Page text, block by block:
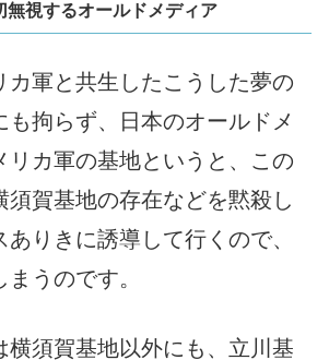
無視するオールドメディア
カ軍と共生したこうした夢の
も拘らず、日本のオールドメ
リカ軍の基地というと、この
須賀基地の存在などを黙殺し
りきに誘導して行くので、
うのです。
横須賀基地以外にも、立川基